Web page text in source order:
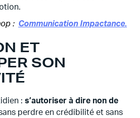
: Communication Impactance.
ET
SON
: s’autoriser à dire non de
perdre en crédibilité et sans